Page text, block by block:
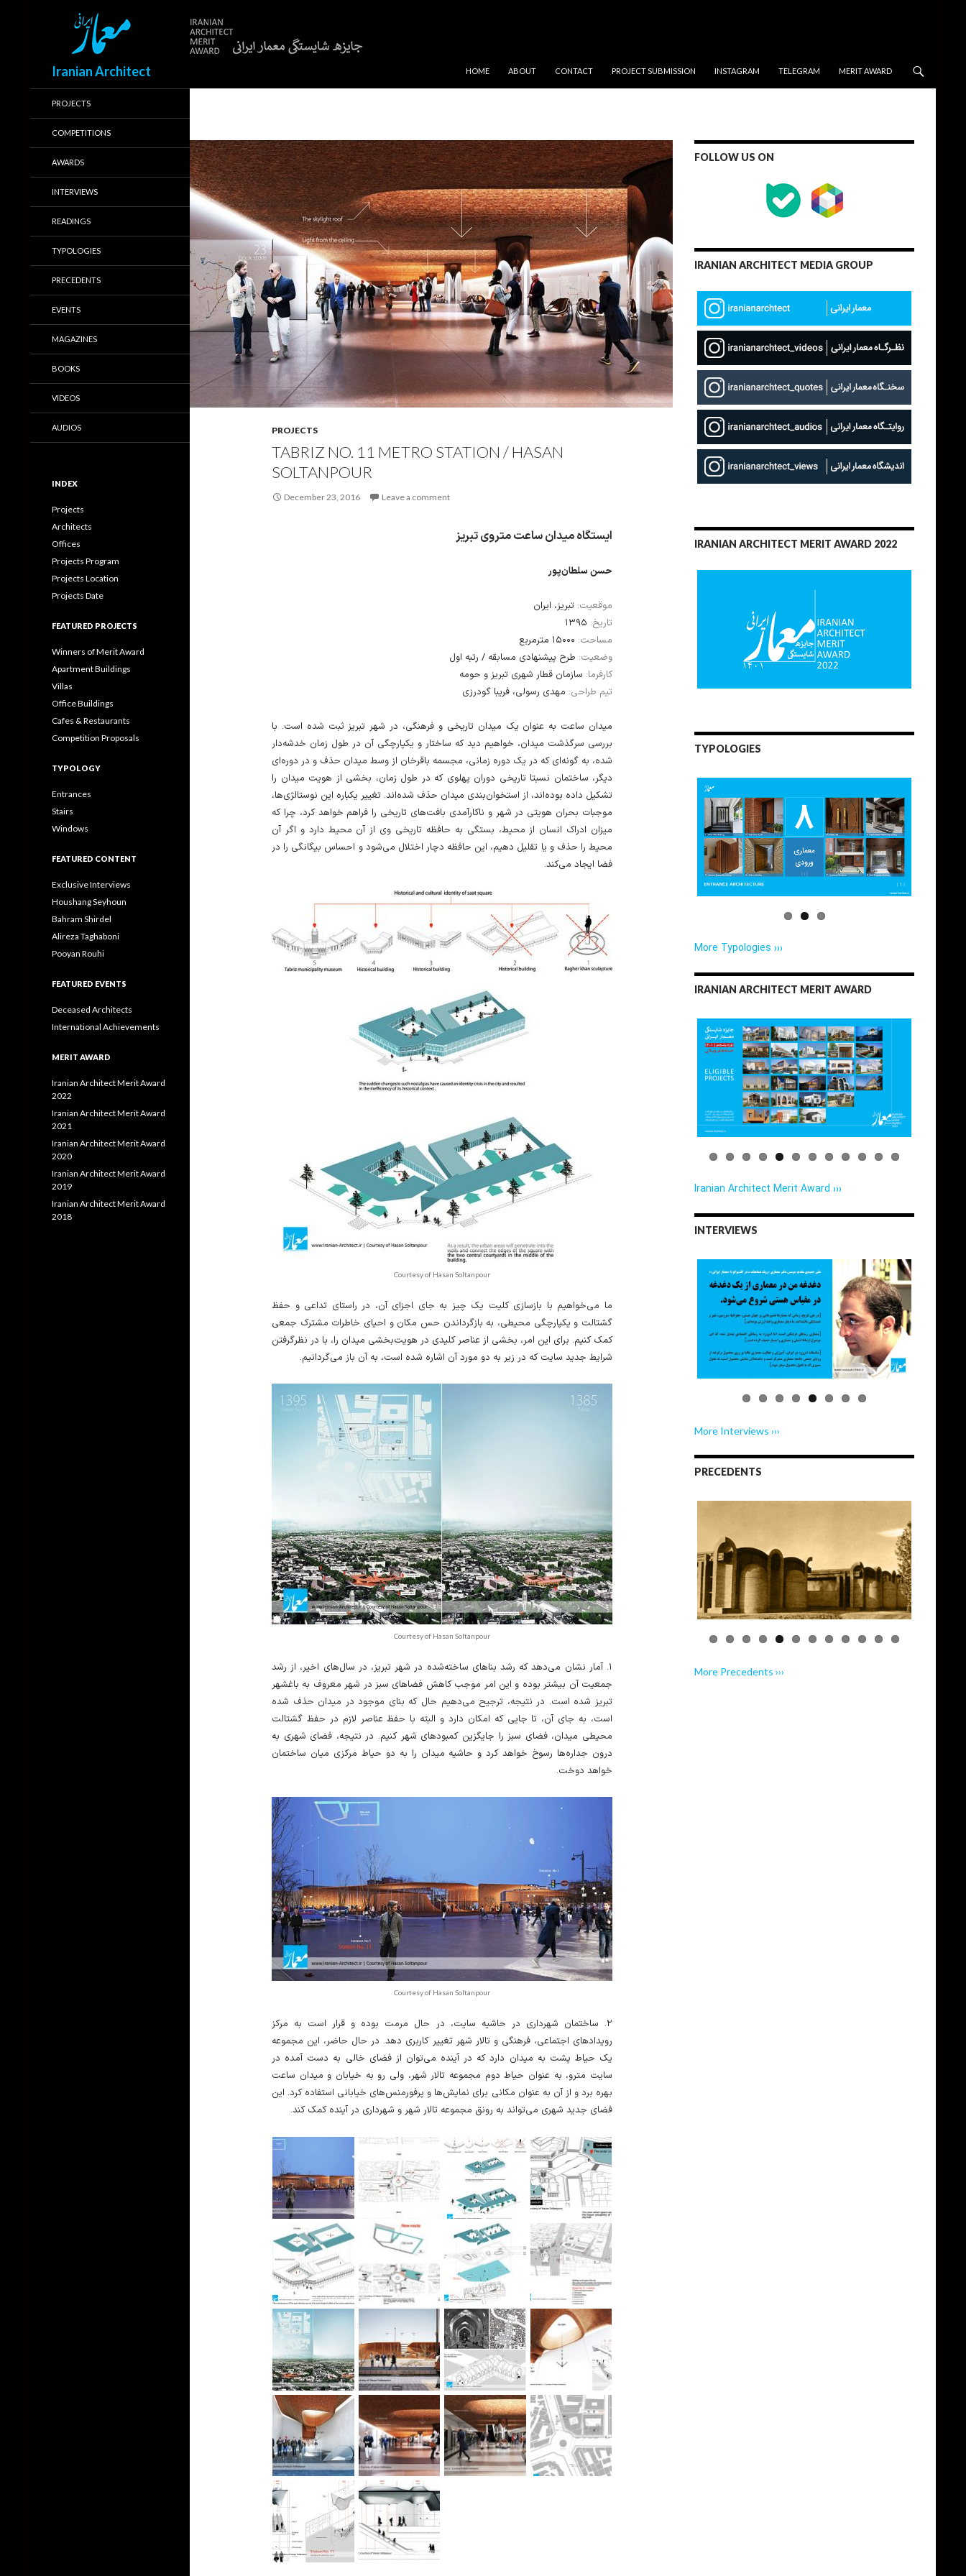
Iranian Architect
HOME
ABOUT CONTACT PROJECT SUBMISSION INSTAGRAM TELEGRAM MERIT AWARD
PROJECTS
TABRIZ NO. 11 METRO STATION / HASAN
SOLTANPOUR
December 23, 2016 Leave a comment
ایستگاه‌ میدان ساعت متروی تبریز
حسن سلطان‌پور
موقعیت: تبریز، ایران
تاریخ:
مساحت:
وضعیت: طرح پیشنهادی مسابقه / رتبه اول
کارفرما: سازمان قطار شهری تبریز و حومه
تیم طراحی: مهدی رسولی، فریبا گودرزی
میدان ساعت به عنوان یک میدان تاریخی و فرهنگی، در شهر تبریز ثبت شده است. با
بررسی سرگذشت میدان، خواهیم دید که ساختار و یکپارچگی آن در طول زمان خدشه‌دار
شده، به گونه‌ای که در یک دوره زمانی، مجسمه باقرخان از وسط میدان حذف و در دوره‌ای
دیگر، ساختمان نسبتا تاریخی دوران پهلوی که در طول زمان، بخشی از هویت میدان را
تشکیل داده بوده‌اند، از استخوان‌بندی میدان حذف شده‌اند. تغییر یکباره این نوستالژی‌ها،
موجبات بحران هویتی در شهر و ناکارآمدی بافت‌های تاریخی را فراهم خواهد کرد، چرا که
میزان ادراک انسان از محیط، بستگی به حافظه تاریخی وی از آن محیط دارد و اگر آن
محیط را حذف و یا تقلیل دهیم، این حافظه دچار اختلال می‌شود و احساس بیگانگی را در
فضا ایجاد می‌کند.
Courtesy of Hasan Soltanpour
ما می‌خواهیم با بازسازی کلیت یک چیز به جای اجزای آن، در راستای تداعی و حفظ
گشتالت و یکپارچگی محیطی، به بازگرداندن حس مکان و احیای خاطرات مشترک جمعی
کمک کنیم. برای این امر، بخشی از عناصر کلیدی در هویت‌بخشی میدان را، با در نظرگرفتن
شرایط جدید سایت که در زیر به دو مورد آن اشاره شده است، به آن باز می‌گردانیم.
Courtesy of Hasan Soltanpour
۱. آمار نشان می‌دهد که رشد بناهای ساخته‌شده در شهر تبریز، در سال‌های اخیر، از رشد
جمعیت آن بیشتر بوده و این امر موجب کاهش فضاهای سبز در شهر معروف به باغشهر
تبریز شده است. در نتیجه، ترجیح می‌دهیم حال که بنای موجود در میدان حذف شده
است، به جای آن، تا جایی که امکان دارد و البته با حفظ عناصر لازم در حفظ گشتالت
محیطی میدان، فضای سبز را جایگزین کمبودهای شهر کنیم. در نتیجه، فضای شهری به
درون جداره‌ها رسوخ خواهد کرد و حاشیه میدان را به دو حیاط مرکزی میان ساختمان
خواهد دوخت.
Courtesy of Hasan Soltanpour
۲. ساختمان شهرداری در حاشیه سایت، در حال مرمت بوده و قرار است به مرکز
رویدادهای اجتماعی، فرهنگی و تالار شهر تغییر کاربری دهد. در حال حاضر، این مجموعه
یک حیاط پشت به میدان دارد که در آینده می‌توان از فضای خالی به دست آمده در
سایت مترو، به عنوان حیاط دوم مجموعه تالار شهر، ولی رو به خیابان و میدان ساعت
بهره برد و از آن به عنوان مکانی برای نمایش‌ها و پرفورمنس‌های خیابانی استفاده کرد. این
فضای جدید شهری می‌تواند به رونق مجموعه تالار شهر و شهرداری در آینده کمک کند.
FOLLOW US ON
IRANIAN ARCHITECT MEDIA GROUP
IRANIAN ARCHITECT MERIT AWARD 2022
TYPOLOGIES
More Typologies ›››
IRANIAN ARCHITECT MERIT AWARD
Iranian Architect Merit Award ›››
INTERVIEWS
More Interviews ›››
PRECEDENTS
More Precedents ›››
PROJECTS
COMPETITIONS
AWARDS
INTERVIEWS
READINGS
TYPOLOGIES
PRECEDENTS
EVENTS
MAGAZINES
BOOKS
VIDEOS
AUDIOS
INDEX
Projects
Architects
Offices
Projects Program
Projects Location
Projects Date
FEATURED PROJECTS
Winners of Merit Award
Apartment Buildings
Villas
Office Buildings
Cafes & Restaurants
Competition Proposals
TYPOLOGY
Entrances
Stairs
Windows
FEATURED CONTENT
Exclusive Interviews
Houshang Seyhoun
Bahram Shirdel
Alireza Taghaboni
Pooyan Rouhi
FEATURED EVENTS
Deceased Architects
International Achievements
MERIT AWARD
Iranian Architect Merit Award
2022
Iranian Architect Merit Award
2021
Iranian Architect Merit Award
2020
Iranian Architect Merit Award
2019
Iranian Architect Merit Award
2018